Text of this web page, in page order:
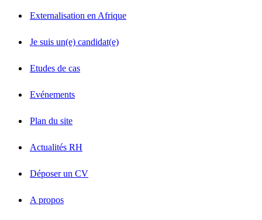
Externalisation en Afrique
Je suis un(e) candidat(e)
Etudes de cas
Evénements
Plan du site
Actualités RH
Déposer un CV
A propos